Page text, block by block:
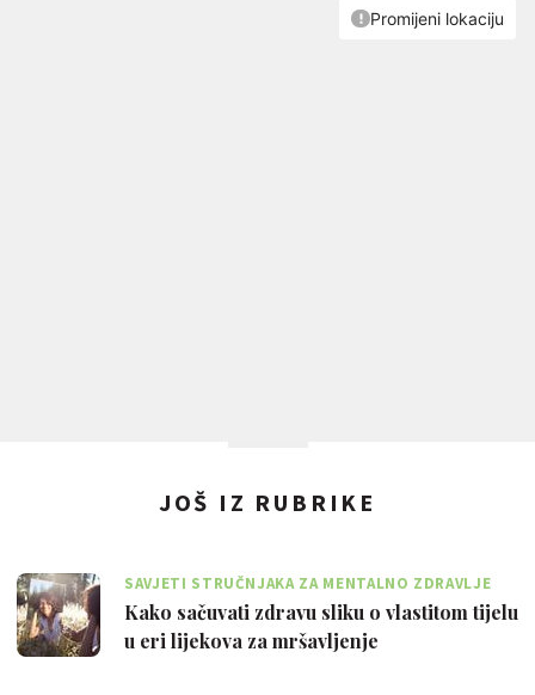
JOŠ IZ RUBRIKE
SAVJETI STRUČNJAKA ZA MENTALNO ZDRAVLJE
Kako sačuvati zdravu sliku o vlastitom tijelu
u eri lijekova za mršavljenje